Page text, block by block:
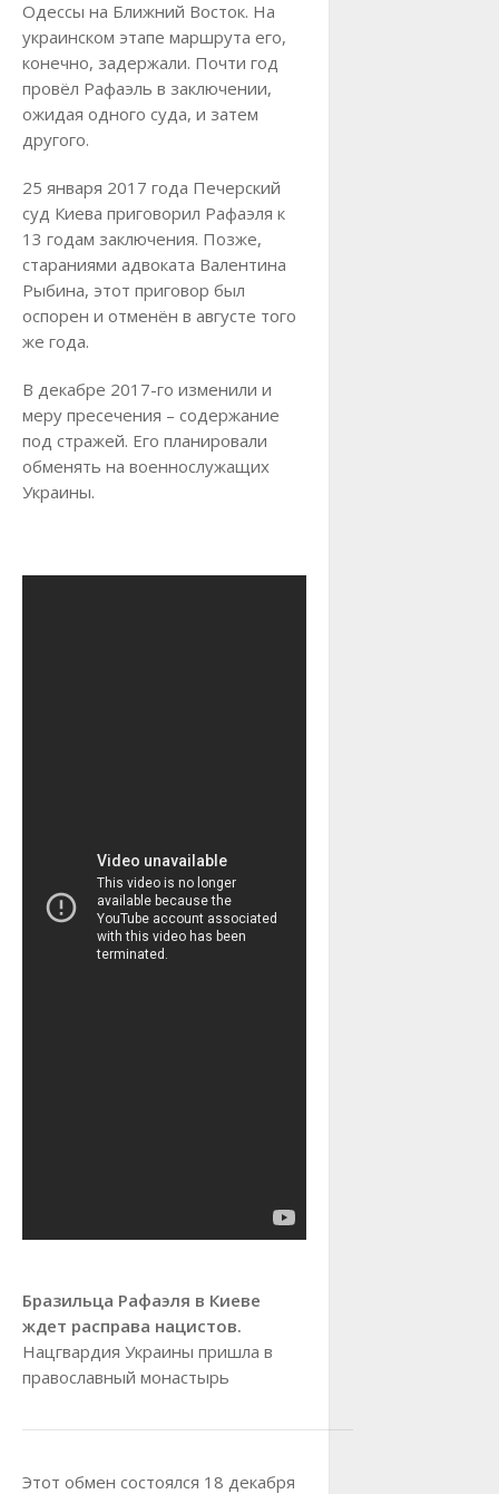
Одессы на Ближний Восток. На
украинском этапе маршрута его,
конечно, задержали. Почти год
провёл Рафаэль в заключении,
ожидая одного суда, и затем
другого.
25 января 2017 года Печерский
суд Киева приговорил Рафаэля к
13 годам заключения. Позже,
стараниями адвоката Валентина
Рыбина, этот приговор был
оспорен и отменён в августе того
же года.
В декабре 2017-го изменили и
меру пресечения – содержание
под стражей. Его планировали
обменять на военнослужащих
Украины.
Бразильца Рафаэля в Киеве
ждет расправа нацистов.
Нацгвардия Украины пришла в
православный монастырь
Этот обмен состоялся 18 декабря